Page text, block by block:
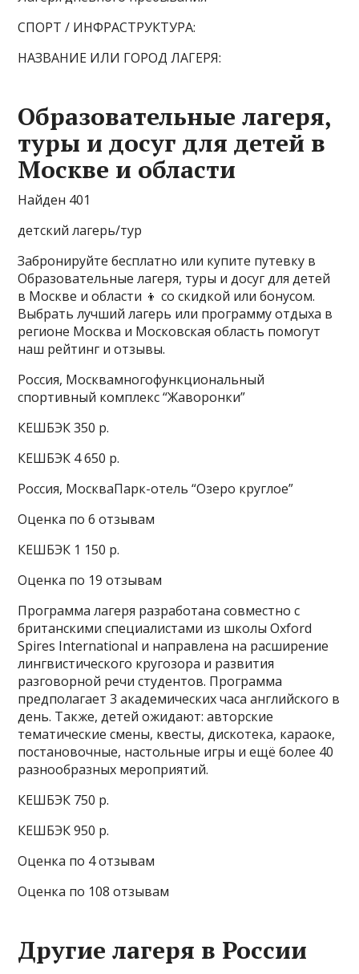
СПОРТ / ИНФРАСТРУКТУРА:
НАЗВАНИЕ ИЛИ ГОРОД ЛАГЕРЯ:
Образовательные лагеря,
туры и досуг для детей в
Москве и области
Найден 401
детский лагерь/тур
Забронируйте бесплатно или купите путевку в
Образовательные лагеря, туры и досуг для детей
в Москве и области 👦 со скидкой или бонусом.
Выбрать лучший лагерь или программу отдыха в
регионе Москва и Московская область помогут
наш рейтинг и отзывы.
Россия, Москвамногофункциональный
спортивный комплекс “Жаворонки”
КЕШБЭК 350 р.
КЕШБЭК 4 650 р.
Россия, МоскваПарк-отель “Озеро круглое”
Оценка по 6 отзывам
КЕШБЭК 1 150 р.
Оценка по 19 отзывам
Программа лагеря разработана совместно с
британскими специалистами из школы Oxford
Spires International и направлена на расширение
лингвистического кругозора и развития
разговорной речи студентов. Программа
предполагает 3 академических часа английского в
день. Также, детей ожидают: авторские
тематические смены, квесты, дискотека, караоке,
постановочные, настольные игры и ещё более 40
разнообразных мероприятий.
КЕШБЭК 750 р.
КЕШБЭК 950 р.
Оценка по 4 отзывам
Оценка по 108 отзывам
Другие лагеря в России